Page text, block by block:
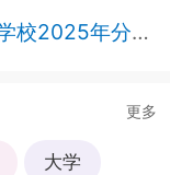
分类考试招生章程
更多
大学